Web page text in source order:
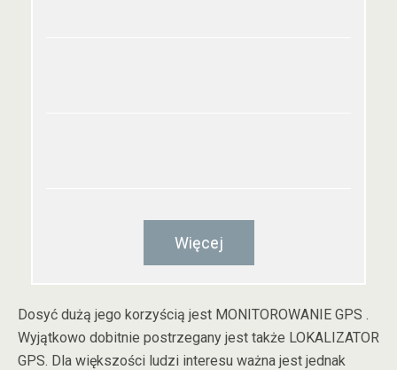
Więcej
Dosyć dużą jego korzyścią jest MONITOROWANIE GPS .
Wyjątkowo dobitnie postrzegany jest także LOKALIZATOR
GPS. Dla większości ludzi interesu ważna jest jednak